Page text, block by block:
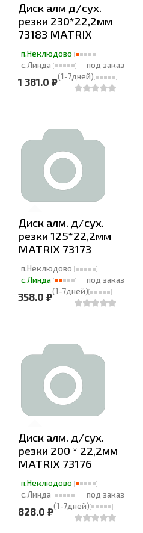
Диск алм д/сух.
резки 230*22,2мм
73183 MATRIX
п.Неклюдово
с.Линда
под заказ
(1-7дней)
1 381.0 ₽
Диск алм. д/сух.
резки 125*22,2мм
MATRIX 73173
п.Неклюдово
с.Линда
под заказ
(1-7дней)
358.0 ₽
Диск алм. д/сух.
резки 200 * 22,2мм
MATRIX 73176
п.Неклюдово
с.Линда
под заказ
(1-7дней)
828.0 ₽